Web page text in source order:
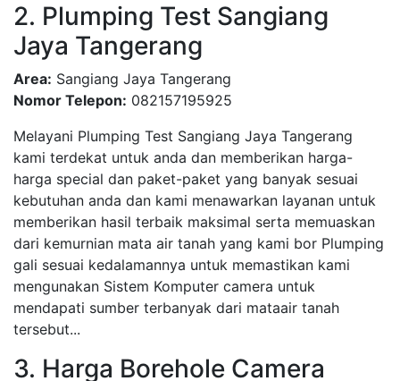
2. Plumping Test Sangiang
Jaya Tangerang
Area: Sangiang Jaya Tangerang
Nomor Telepon: 082157195925
Melayani Plumping Test Sangiang Jaya Tangerang
kami terdekat untuk anda dan memberikan harga-
harga special dan paket-paket yang banyak sesuai
kebutuhan anda dan kami menawarkan layanan untuk
memberikan hasil terbaik maksimal serta memuaskan
dari kemurnian mata air tanah yang kami bor Plumping
gali sesuai kedalamannya untuk memastikan kami
mengunakan Sistem Komputer camera untuk
mendapati sumber terbanyak dari mataair tanah
tersebut...
3. Harga Borehole Camera